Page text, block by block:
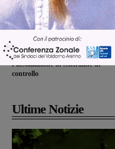
Qualità dell’aria: approvata in
consiglio una mozione per
l’installazione di centraline di
controllo
Ultime Notizie